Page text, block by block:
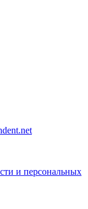
и персональных